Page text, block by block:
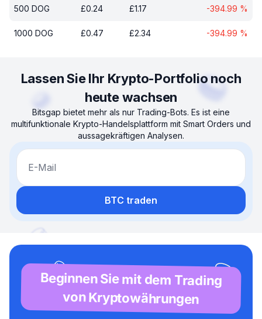
500 DOG £0.24 £1.17 -394.99 %
1000 DOG £0.47 £2.34 -394.99 %
Lassen Sie Ihr Krypto-Portfolio noch
heute wachsen
Bitsgap bietet mehr als nur Trading-Bots. Es ist eine
multifunktionale Krypto-Handelsplattform mit Smart Orders und
aussagekräftigen Analysen.
E-Mail
BTC traden
Beginnen Sie mit dem Trading
von Kryptowährungen